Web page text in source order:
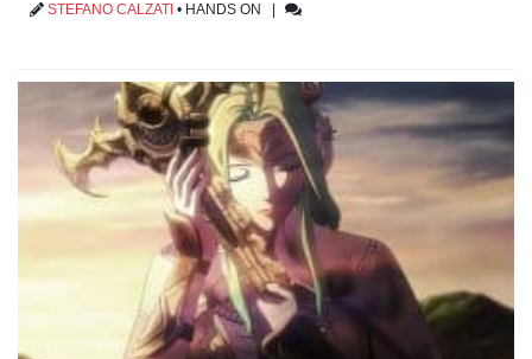
STEFANO CALZATI • HANDS ON